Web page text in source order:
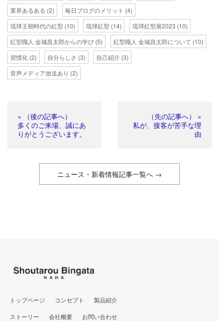
業界あるある (2) 毎日ブログのメリット (4)
琉球王朝時代の紅型 (10) 琉球紅型 (14) 琉球紅型展2023 (10)
紅型職人 金城昌太郎からの学び (5) 紅型職人 金城昌太郎について (10)
習慣化 (2) 自分らしさ (3) 自己紹介 (3)
音声メディア放送あり (2)
« （後の記事へ）
多くのご来場、誠にあ
りがとうございます。
（先の記事へ） »
私が、接客が苦手な理
由
ニュース・新着情報記事一覧へ →
トップページ コンセプト
製品紹介
ストーリー
会社概要 お問い合わせ